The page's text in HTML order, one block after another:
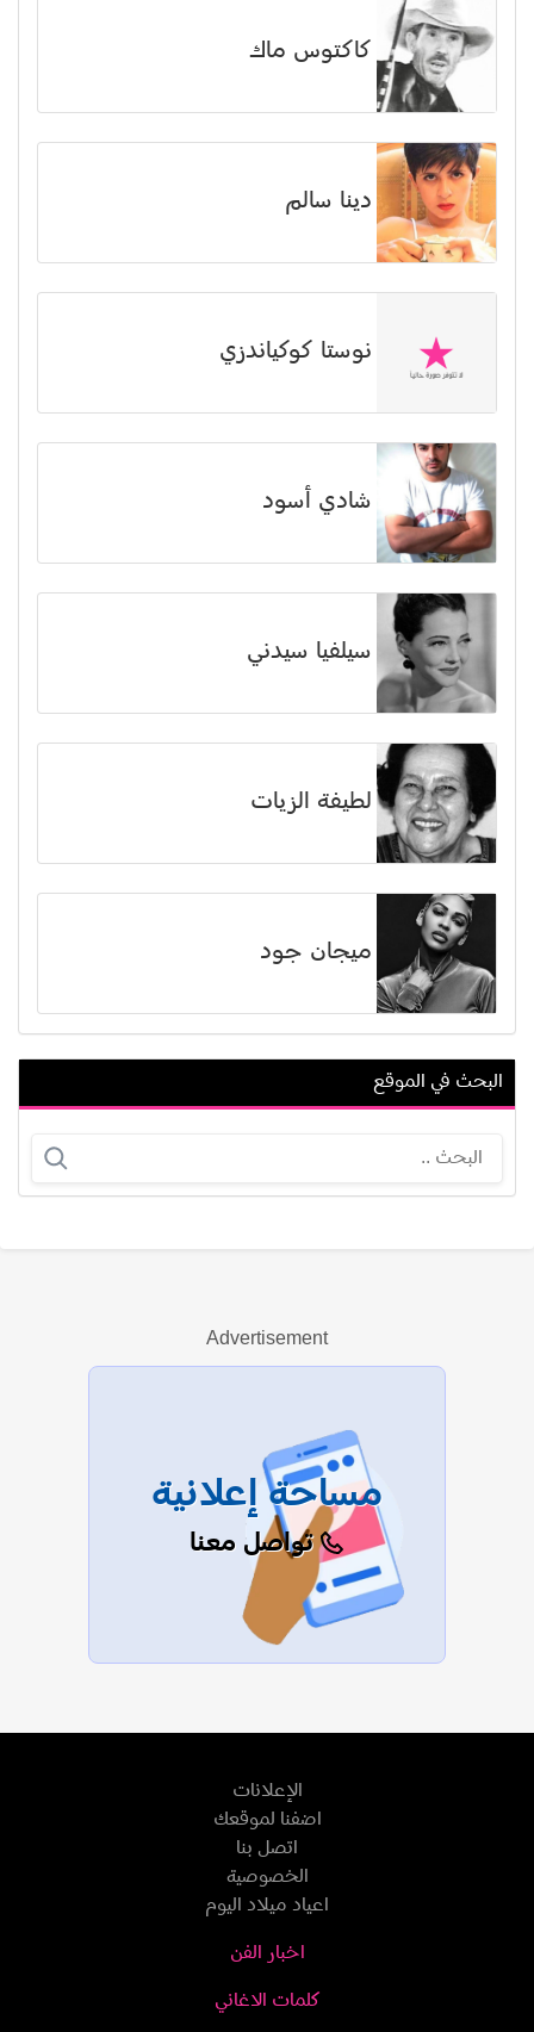
كاكتوس ماك
دينا سالم
نوستا كوكياندزي
شادي أسود
سيلفيا سيدني
لطيفة الزيات
ميجان جود
نبيل علي ماهر
عرض الكل
البحث في الموقع
Advertisement
مساحة إعلانية
تواصل معنا
الإعلانات
اضفنا لموقعك
اتصل بنا
الخصوصية
اعياد ميلاد اليوم
اخبار الفن
كلمات الاغاني